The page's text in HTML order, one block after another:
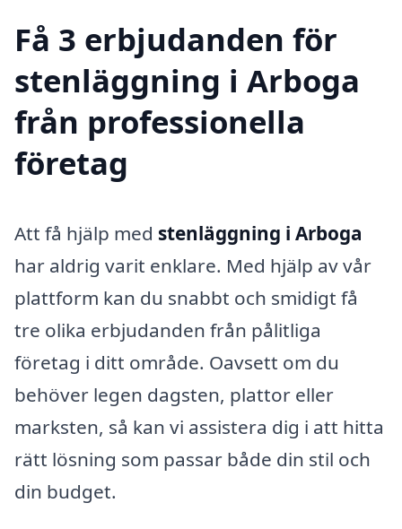
Få 3 erbjudanden för
stenläggning i Arboga
från professionella
företag
Att få hjälp med stenläggning i Arboga
har aldrig varit enklare. Med hjälp av vår
plattform kan du snabbt och smidigt få
tre olika erbjudanden från pålitliga
företag i ditt område. Oavsett om du
behöver legen dagsten, plattor eller
marksten, så kan vi assistera dig i att hitta
rätt lösning som passar både din stil och
din budget.